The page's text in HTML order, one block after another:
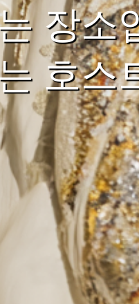
장소
호스